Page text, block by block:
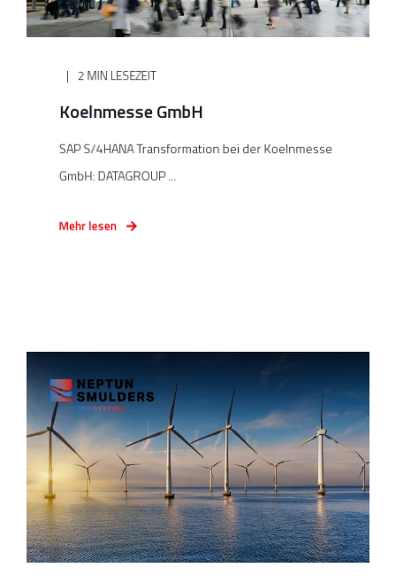
2 MIN LESEZEIT
Koelnmesse GmbH
SAP S/4HANA Transformation bei der Koelnmesse
GmbH: DATAGROUP ...
Mehr lesen